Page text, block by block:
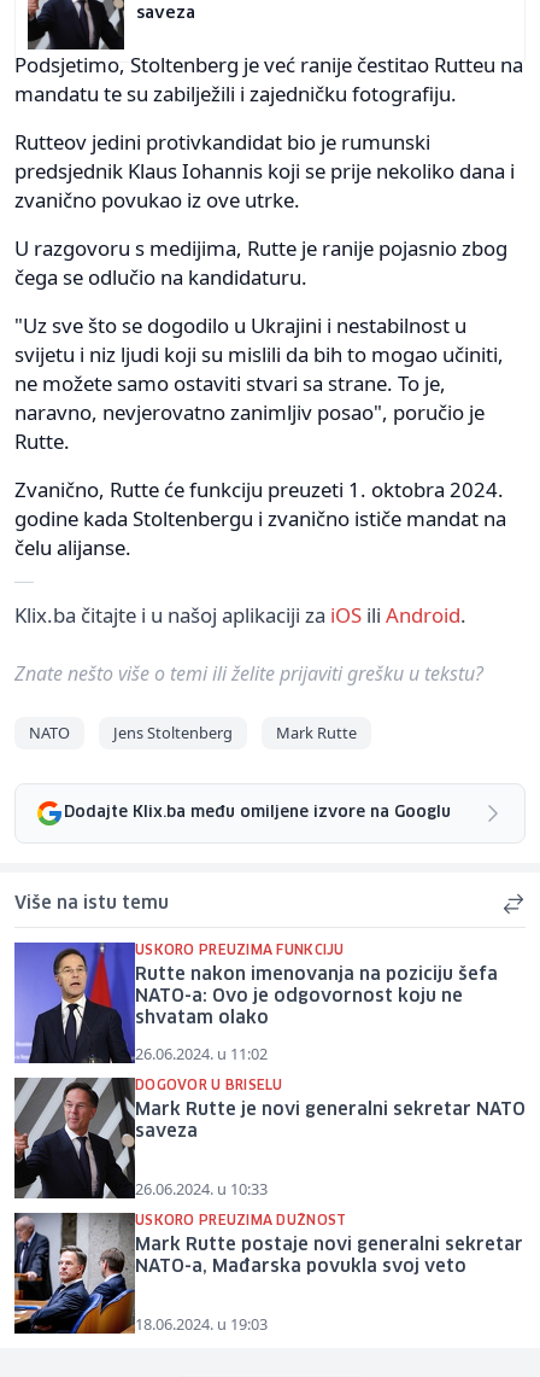
saveza
Podsjetimo, Stoltenberg je već ranije čestitao Rutteu na
mandatu te su zabilježili i zajedničku fotografiju.
Rutteov jedini protivkandidat bio je rumunski
predsjednik Klaus Iohannis koji se prije nekoliko dana i
zvanično povukao iz ove utrke.
U razgovoru s medijima, Rutte je ranije pojasnio zbog
čega se odlučio na kandidaturu.
"Uz sve što se dogodilo u Ukrajini i nestabilnost u
svijetu i niz ljudi koji su mislili da bih to mogao učiniti,
ne možete samo ostaviti stvari sa strane. To je,
naravno, nevjerovatno zanimljiv posao", poručio je
Rutte.
Zvanično, Rutte će funkciju preuzeti 1. oktobra 2024.
godine kada Stoltenbergu i zvanično ističe mandat na
čelu alijanse.
Klix.ba čitajte i u našoj aplikaciji za iOS ili Android.
Znate nešto više o temi ili želite prijaviti grešku u tekstu?
NATO Jens Stoltenberg Mark Rutte
Dodajte Klix.ba među omiljene izvore na Googlu
Više na istu temu
USKORO PREUZIMA FUNKCIJU
Rutte nakon imenovanja na poziciju šefa
NATO-a: Ovo je odgovornost koju ne
shvatam olako
26.06.2024. u 11:02
DOGOVOR U BRISELU
Mark Rutte je novi generalni sekretar NATO
saveza
26.06.2024. u 10:33
USKORO PREUZIMA DUŽNOST
Mark Rutte postaje novi generalni sekretar
NATO-a, Mađarska povukla svoj veto
18.06.2024. u 19:03